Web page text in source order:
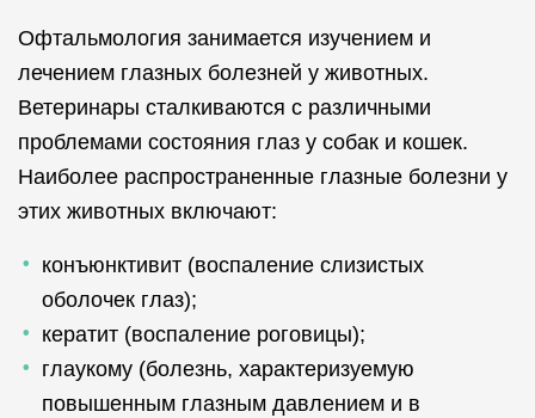
Офтальмология занимается изучением и
лечением глазных болезней у животных.
Ветеринары сталкиваются с различными
проблемами состояния глаз у собак и кошек.
Наиболее распространенные глазные болезни у
этих животных включают:
конъюнктивит (воспаление слизистых
оболочек глаз);
кератит (воспаление роговицы);
глаукому (болезнь, характеризуемую
повышенным глазным давлением и в